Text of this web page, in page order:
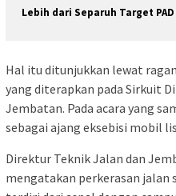
Lebih dari Separuh Target
Hal itu ditunjukkan lewat
yang diterapkan pada Sirkuit
Jembatan. Pada acara yang
sebagai ajang eksebisi mobil
Direktur Teknik Jalan dan
mengatakan perkerasan